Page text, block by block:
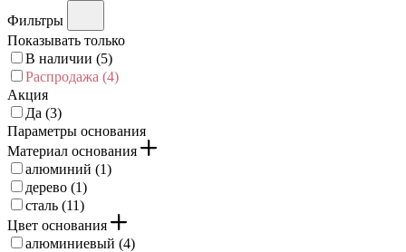
Фильтры
Показывать только
В наличии (5)
Распродажа (4)
Акция
Да (3)
Параметры основания
Материал основания
алюминий (1)
дерево (1)
сталь (11)
Цвет основания
алюминиевый (4)